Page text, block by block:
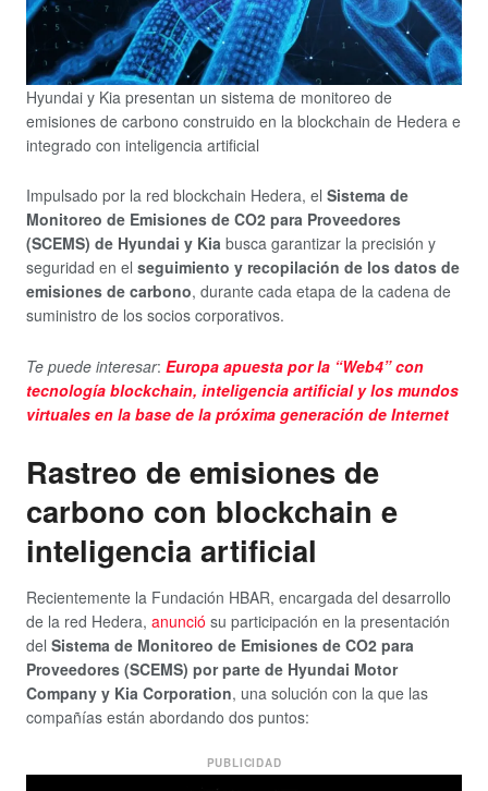
Hyundai y Kia presentan un sistema de monitoreo de
emisiones de carbono construido en la blockchain de Hedera e
integrado con inteligencia artificial
Impulsado por la red blockchain Hedera, el Sistema de
Monitoreo de Emisiones de CO2 para Proveedores
(SCEMS) de Hyundai y Kia busca garantizar la precisión y
seguridad en el seguimiento y recopilación de los datos de
emisiones de carbono, durante cada etapa de la cadena de
suministro de los socios corporativos.
Te puede interesar: Europa apuesta por la “Web4” con
tecnología blockchain, inteligencia artificial y los mundos
virtuales en la base de la próxima generación de Internet
Rastreo de emisiones de
carbono con blockchain e
inteligencia artificial
Recientemente la Fundación HBAR, encargada del desarrollo
de la red Hedera, anunció su participación en la presentación
del Sistema de Monitoreo de Emisiones de CO2 para
Proveedores (SCEMS) por parte de Hyundai Motor
Company y Kia Corporation, una solución con la que las
compañías están abordando dos puntos:
PUBLICIDAD